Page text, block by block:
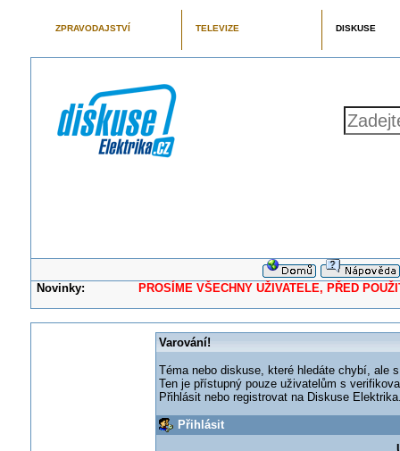
ZPRAVODAJSTVÍ TELEVIZE DISKUSE
Novinky: PROSÍME VŠECHNY UŽIVATELE, PŘED
Varování!
Téma nebo diskuse, které hledáte chybí, ale
Ten je přístupný pouze uživatelům s
Přihlásit nebo registrovat na Diskuse
Přihlásit